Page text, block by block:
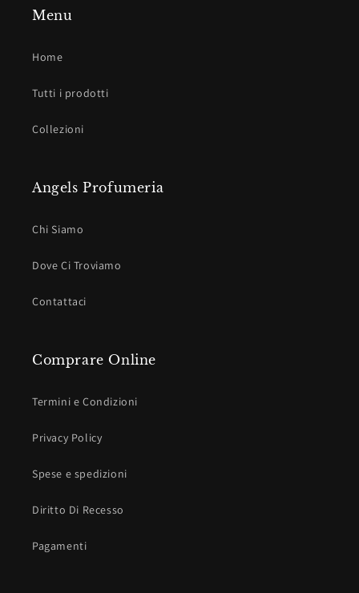
Menu
Home
Tutti i prodotti
Collezioni
Angels Profumeria
Chi Siamo
Dove Ci Troviamo
Contattaci
Comprare Online
Termini e Condizioni
Privacy Policy
Spese e spedizioni
Diritto Di Recesso
Pagamenti